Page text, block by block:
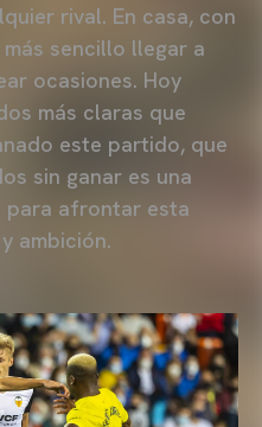
rival. En casa, con
sencillo llegar a
ocasiones. Hoy
más claras que
este partido, que
sin ganar es una
para afrontar esta
ambición.